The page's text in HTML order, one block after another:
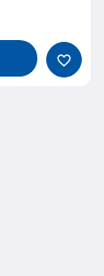
favorite_border